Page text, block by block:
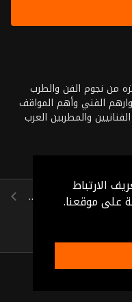
الارتباط
على موقعنا.
من نجوم الفن والطرب
الفني وأهم المواقف
والمطربين العرب
عبد المنعم مدبولي،
تقديم: مروان صوٌاف
موفق بهجت ، رونزا ، عبير عيسى ، فاطمة عيد ، أبو بكر عزت ، مروان أدهم ، عودة زيادات